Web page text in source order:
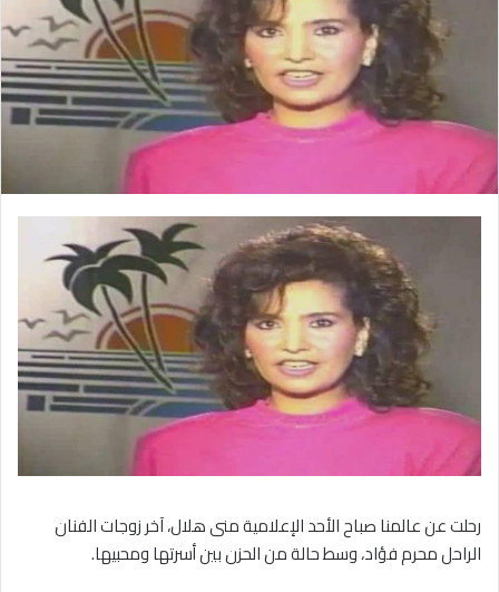
رحلت عن عالمنا صباح الأحد الإعلامية منى هلال، آخر زوجات الفنان
الراحل محرم فؤاد، وسط حالة من الحزن بين أسرتها ومحبيها.